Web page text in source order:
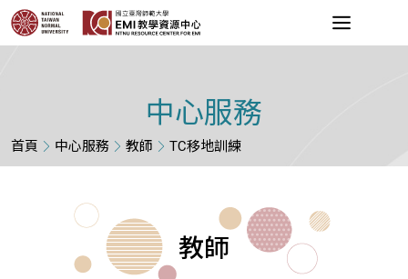
中心服務
首頁 中心服務 教師 TC移地訓練
教師